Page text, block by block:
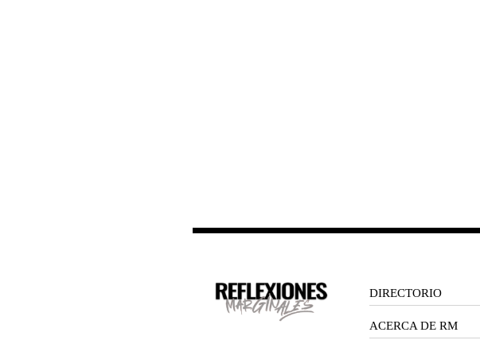
DIRECTORIO
ACERCA DE RM